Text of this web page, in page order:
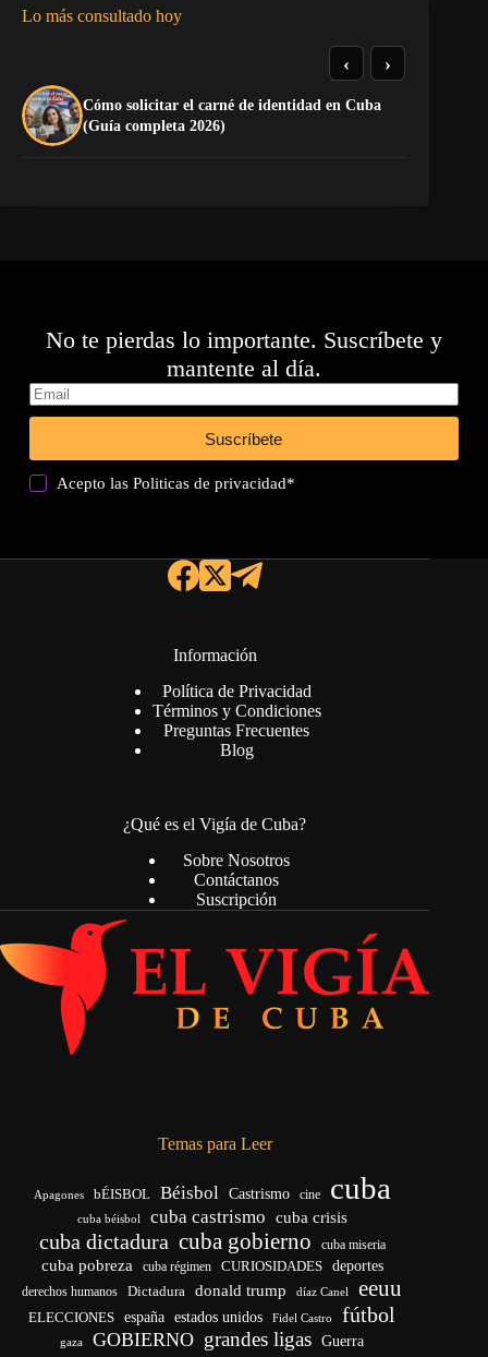
Lo más consultado hoy
Cómo solicitar el carné de identidad en Cuba
(Guía completa 2026)
‹ ›
No te pierdas lo importante. Suscríbete y
mantente al día.
Suscríbete
Acepto lasPoliticas de privacidad*
Información
Política de Privacidad
Términos y Condiciones
Preguntas Frecuentes
Blog
¿Qué es el Vigía de Cuba?
Sobre Nosotros
Contáctanos
Suscripción
Temas para Leer
Apagones bÉISBOL Béisbol Castrismo cine cuba
cuba béisbol cuba castrismo cuba crisis
cuba dictadura cuba gobierno cuba miseria
cuba pobreza cuba régimen CURIOSIDADES deportes
derechos humanos Dictadura donald trump díaz Canel eeuu
ELECCIONES españa estados unidos Fidel Castro fútbol
gaza GOBIERNO grandes ligas Guerra